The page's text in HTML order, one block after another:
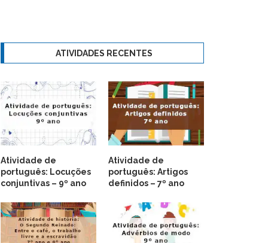
ATIVIDADES RECENTES
Atividade de
português: Locuções
conjuntivas – 9º ano
Atividade de
português: Artigos
definidos – 7º ano